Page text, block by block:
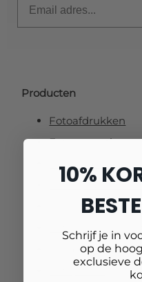
Producten
Fotoafdrukken
Fotovergrotingen
Foto op plexiglas
Foto op
Foto op canvas
Foto op vurenhout
Tuinposters
10%
Schrijf je in
op de
exclusieve